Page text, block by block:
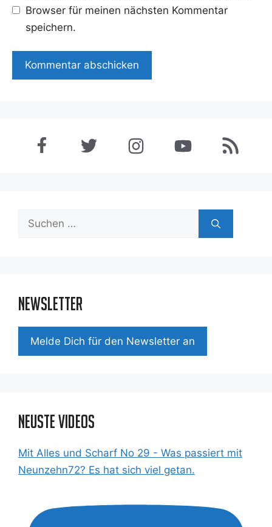
Browser für meinen nächsten Kommentar
speichern.
Suchen
Newsletter
Mel­de Dich für den News­let­ter an
Neuste Videos
Mit Alles und Scharf No 29 - Was passiert mit
Neunzehn72? Es hat sich viel getan.